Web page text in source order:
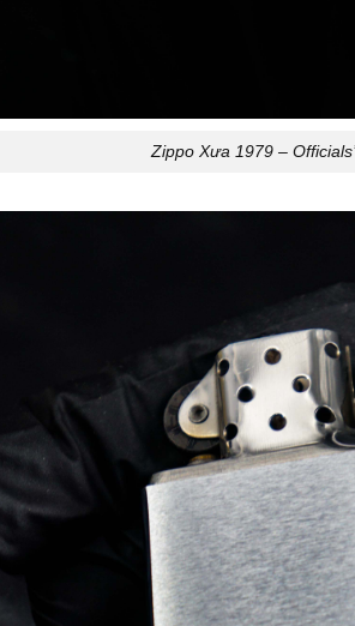
Zippo Xưa 1979 –